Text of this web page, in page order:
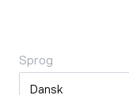
Sprog
Sprog